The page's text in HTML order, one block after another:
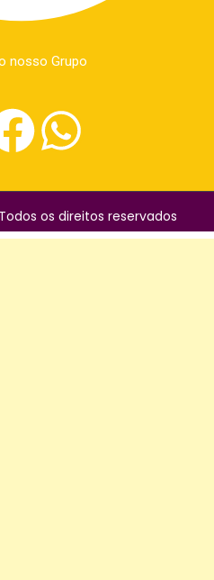
nosso Grupo
os direitos reservados